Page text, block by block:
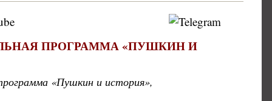
ПРОГРАММА «ПУШКИН И
«Пушкин и история»,